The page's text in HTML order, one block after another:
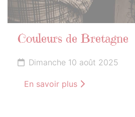
Couleurs de Bretagne
Dimanche 10 août 2025
En savoir plus